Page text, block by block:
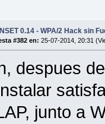
0.14 - WPA/2 Hack sin
#382 en: 25-07-2014, 20:31
despues
junto a